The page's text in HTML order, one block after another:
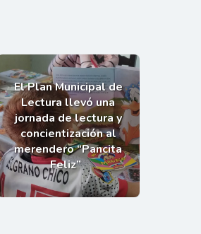
El Plan Municipal de
Lectura llevó una
jornada de lectura y
concientización al
merendero “Pancita
Feliz”